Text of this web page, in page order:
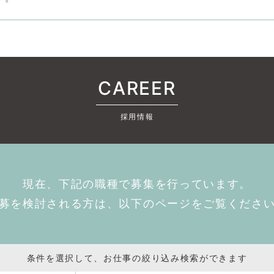
CAREER
採用情報
現在、下記の職種で募集を行っています。
を検討される方は、以下のページをご覧くださ
条件を選択して、お仕事の絞り込み検索ができます